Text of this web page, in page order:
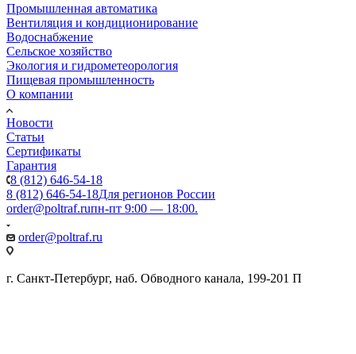
Промышленная автоматика
Вентиляция и кондиционирование
Водоснабжение
Сельское хозяйство
Экология и гидрометеорология
Пищевая промышленность
О компании
Новости
Статьи
Сертификаты
Гарантия
8 (812) 646-54-18
8 (812) 646-54-18Для регионов России
order@poltraf.ruпн-пт 9:00 — 18:00.
order@poltraf.ru
г. Санкт-Петербург, наб. Обводного канала, 199-201 П